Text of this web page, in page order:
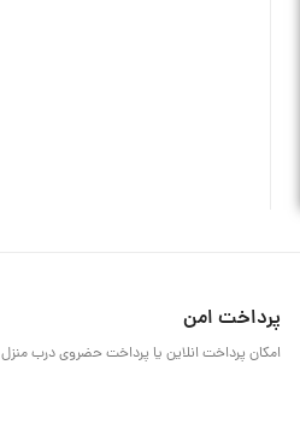
پرداخت امن
امکان پرداخت انلاین یا پرداخت حضروی درب منزل